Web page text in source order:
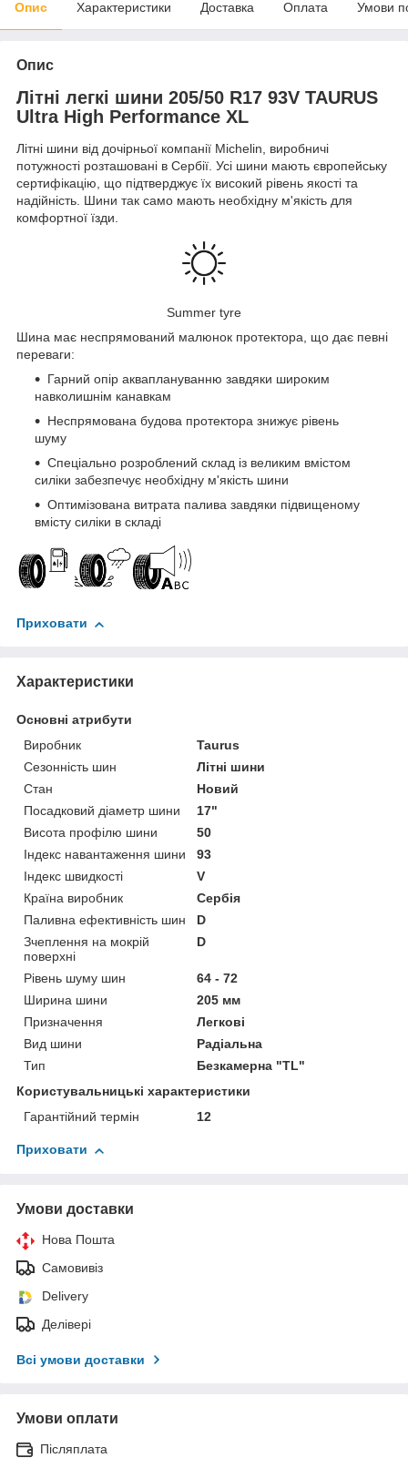
Опис Характеристики Доставка Оплата Умови
Опис
Літні легкі шини 205/50 R17 93V TAURUS
Ultra High Performance XL
Літні шини від дочірньої компанії Michelin, виробничі
потужності розташовані в Сербії. Усі шини мають європейську
сертифікацію, що підтверджує їх високий рівень якості та
надійність. Шини так само мають необхідну м'якість для
комфортної їзди.
Summer tyre
Шина має неспрямований малюнок протектора, що дає певні
переваги:
Гарний опір акваплануванню завдяки широким
навколишнім канавкам
Неспрямована будова протектора знижує рівень
шуму
Спеціально розроблений склад із великим вмістом
силіки забезпечує необхідну м'якість шини
Оптимізована витрата палива завдяки підвищеному
вмісту силіки в складі
Приховати
Характеристики
Основні атрибути
Виробник
Taurus
Сезонність шин
Літні шини
Стан
Новий
Посадковий діаметр шини
17"
Висота профілю шини
50
Індекс навантаження шини
93
Індекс швидкості
V
Країна виробник
Сербія
Паливна ефективність шин
D
Зчеплення на мокрій
поверхні
D
Рівень шуму шин
64 - 72
Ширина шини
205 мм
Призначення
Легкові
Вид шини
Радіальна
Тип
Безкамерна "TL"
Користувальницькі характеристики
Гарантійний термін
12
Приховати
Умови доставки
Нова Пошта
Самовивіз
Delivery
Делівері
Всі умови доставки
Умови оплати
Післяплата